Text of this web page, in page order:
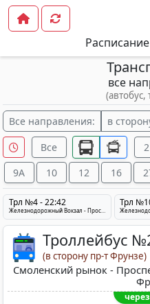
все
(автобус,
Все направления: в
Все 2
9А
10 12 16
Трл №4 - 22:42
Железнодорожный Вокзал - Проспект Строителей - Смоленский рынок
Трл
Троллейбус
(в сторону пр-т Фрунзе)
Смоленский рынок -